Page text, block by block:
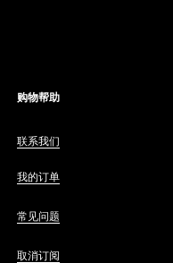
购物帮助
联系我们
我的订单
常见问题
取消订阅